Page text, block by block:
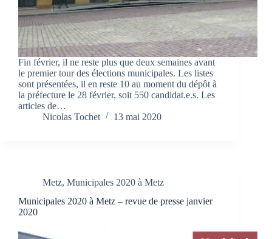
Fin février, il ne reste plus que deux semaines avant
le premier tour des élections municipales. Les listes
sont présentées, il en reste 10 au moment du dépôt à
la préfecture le 28 février, soit 550 candidat.e.s. Les
articles de…
Nicolas Tochet
13 mai 2020
Metz, Municipales 2020 à Metz
Municipales 2020 à Metz – revue de presse janvier
2020